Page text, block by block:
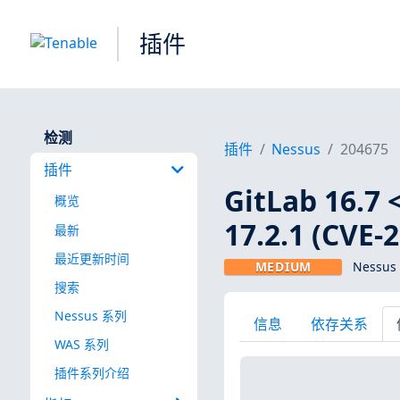
插件
检测
插件
概览
最新
最近更新时间
搜索
Nessus 系列
WAS 系列
插件系列介绍
插件 Nessus 204675
GitLab 16.7
17.2.1 (CVE-
MEDIUM Nessus
信息 依存关系